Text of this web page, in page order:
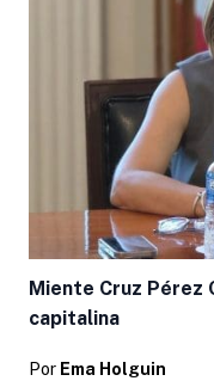
Miente Cruz Pérez
capitalina
Por Ema Holguin